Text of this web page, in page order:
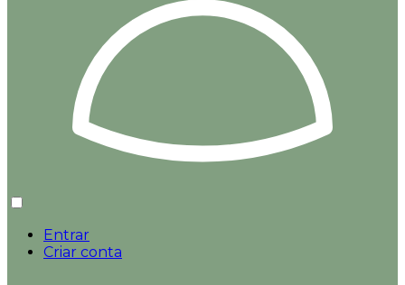
Entrar
Criar conta